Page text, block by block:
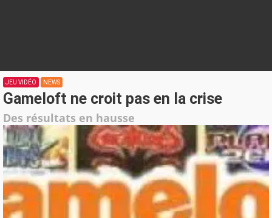
JEU VIDÉO NEWS
Gameloft ne croit pas en la crise
Des résultats en hausse